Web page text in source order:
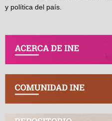
y política del país.